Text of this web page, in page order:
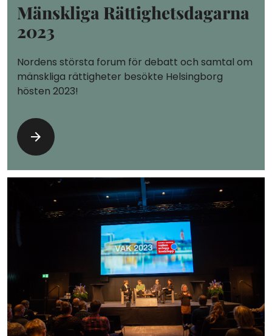
Mänskliga Rättighetsdagarna
2023
Nordens största forum för debatt och samtal om
mänskliga rättigheter besökte Helsingborg
hösten 2023!